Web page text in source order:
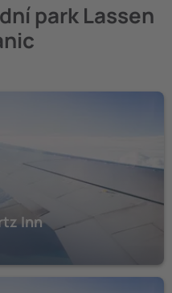
park Lassen
Inn